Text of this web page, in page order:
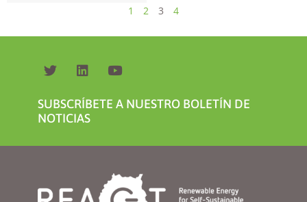
1 2 3 4
SUBSCRÍBETE A NUESTRO BOLETÍN DE
NOTICIAS